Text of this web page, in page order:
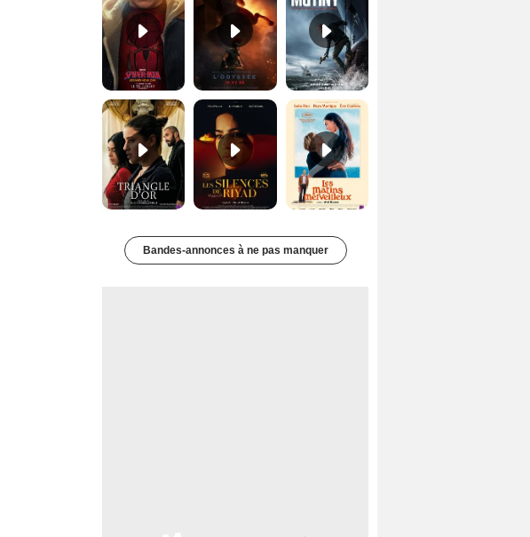
Les Silences de Riyad Bande-annonce VO STFR Les Matins merveilleux Bande-annonce VF
Bandes-annonces à ne pas manquer